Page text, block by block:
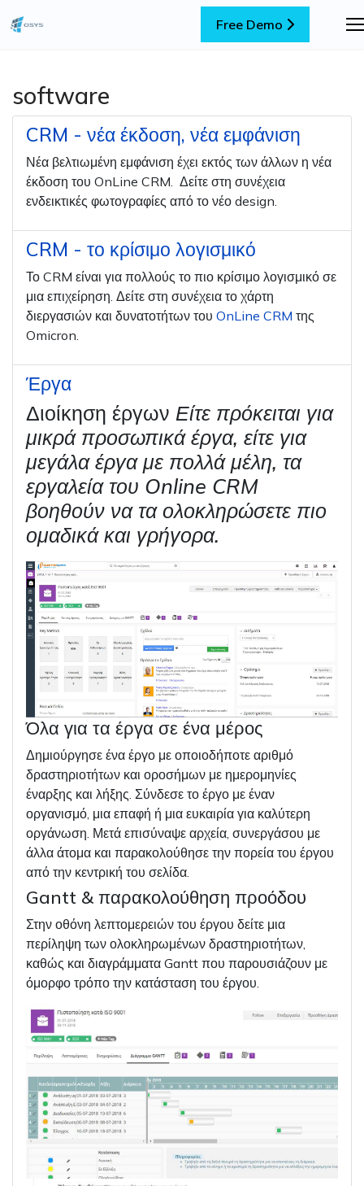
Free Demo
software
CRM - νέα έκδοση, νέα εμφάνιση
Νέα βελτιωμένη εμφάνιση έχει εκτός των άλλων η νέα
έκδοση του OnLine CRM. Δείτε στη συνέχεια
ενδεικτικές φωτογραφίες από το νέο design.
CRM - το κρίσιμο λογισμικό
Το CRM είναι για πολλούς το πιο κρίσιμο λογισμικό σε
μια επιχείρηση. Δείτε στη συνέχεια το χάρτη
διεργασιών και δυνατοτήτων του OnLine CRM της
Omicron.
Έργα
Διοίκηση έργων Είτε πρόκειται για
μικρά προσωπικά έργα, είτε για
μεγάλα έργα με πολλά μέλη, τα
εργαλεία του Online CRM
βοηθούν να τα ολοκληρώσετε πιο
ομαδικά και γρήγορα.
Όλα για τα έργα σε ένα μέρος
Δημιούργησε ένα έργο με οποιοδήποτε αριθμό
δραστηριοτήτων και οροσήμων με ημερομηνίες
έναρξης και λήξης. Σύνδεσε το έργο με έναν
οργανισμό, μια επαφή ή μια ευκαιρία για καλύτερη
οργάνωση. Μετά επισύναψε αρχεία, συνεργάσου με
άλλα άτομα και παρακολούθησε την πορεία του έργου
από την κεντρική του σελίδα.
Gantt & παρακολούθηση προόδου
Στην οθόνη λεπτομερειών του έργου δείτε μια
περίληψη των ολοκληρωμένων δραστηριοτήτων,
καθώς και διαγράμματα Gantt που παρουσιάζουν με
όμορφο τρόπο την κατάσταση του έργου.